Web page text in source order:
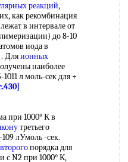
реакций,
как рекомбинация
лежат в интервале от
до 8-10
иода в
Дляионных
наиболее
л моль-сек для +
при 1000° К в
третьего
лУмоль -сек.
порядка для
с N2 при 1000° К,